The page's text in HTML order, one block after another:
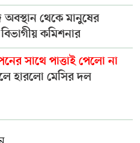
অবস্থান থেকে মানুষের
কমিশনার
সাথে পাত্তাই পেলো না
হারলো মেসির দল